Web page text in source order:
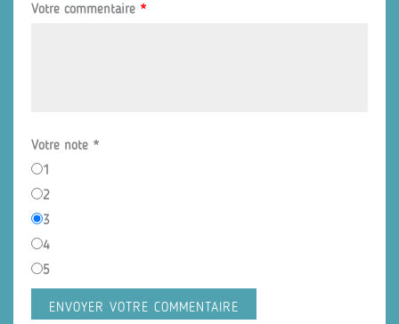
Votre commentaire *
Votre note *
1
2
3
4
5